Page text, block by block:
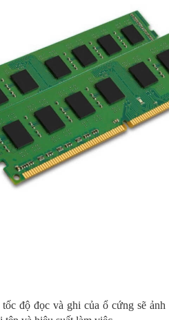
độ đọc và ghi của ổ cứng sẽ ảnh